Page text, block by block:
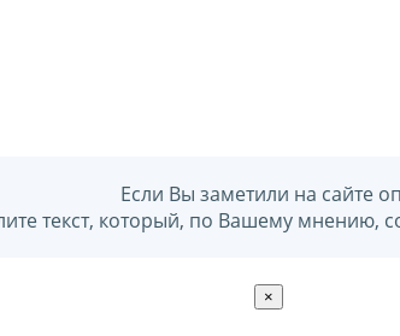
Если Вы заметили на сайте
текст, который, по Вашему мнению,
×